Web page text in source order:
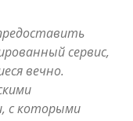
сервис,
вечно.
с которыми